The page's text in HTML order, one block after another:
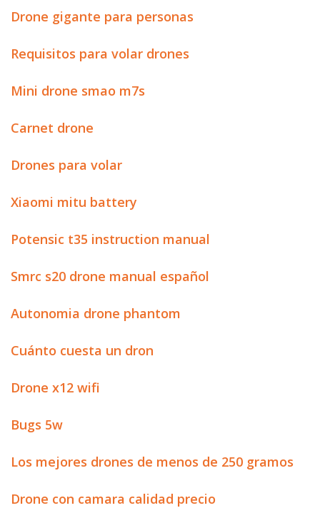
Drone gigante para personas
Requisitos para volar drones
Mini drone smao m7s
Carnet drone
Drones para volar
Xiaomi mitu battery
Potensic t35 instruction manual
Smrc s20 drone manual español
Autonomia drone phantom
Cuánto cuesta un dron
Drone x12 wifi
Bugs 5w
Los mejores drones de menos de 250 gramos
Drone con camara calidad precio